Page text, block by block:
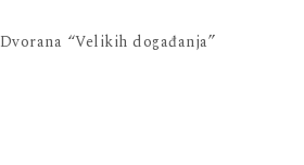
Dvorana “Velikih događanja”